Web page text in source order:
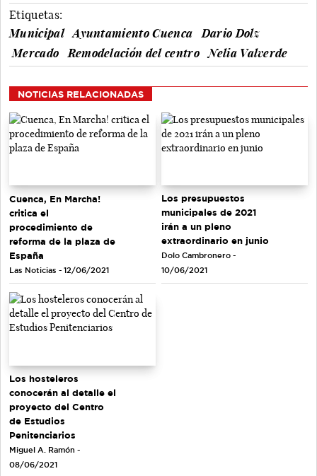
Etiquetas:
Municipal
Ayuntamiento Cuenca
Dario Dolz
Mercado
Remodelación del centro Nelia Valverde
NOTICIAS RELACIONADAS
Cuenca, En Marcha!
critica el
procedimiento de
reforma de la plaza de
España
Las Noticias - 12/06/2021
Los presupuestos
municipales de 2021
irán a un pleno
extraordinario en junio
Dolo Cambronero -
10/06/2021
Los hosteleros
conocerán al detalle el
proyecto del Centro
de Estudios
Penitenciarios
Miguel A. Ramón -
08/06/2021